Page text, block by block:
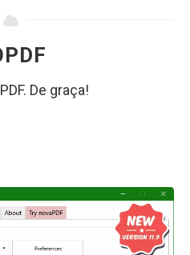
De graça!